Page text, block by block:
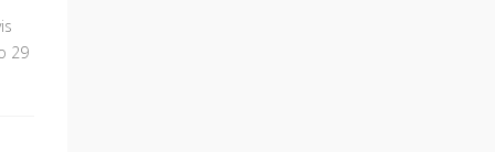
29